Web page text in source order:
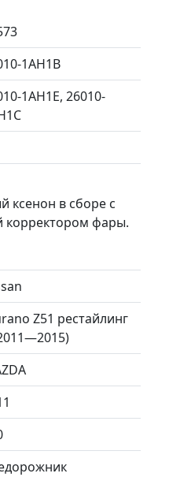
1AH1B
1AH1E, 26010-
ксенон в сборе с
корректором фары.
Z51 рестайлинг